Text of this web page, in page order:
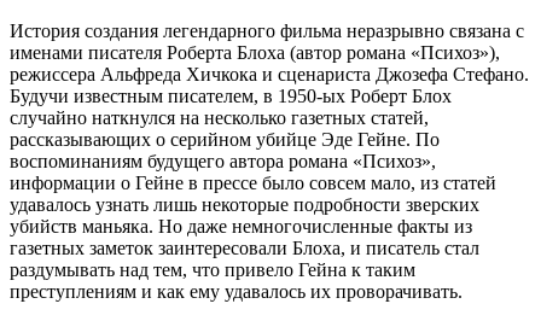
История создания легендарного фильма неразрывно связана с
именами писателя Роберта Блоха (автор романа «Психоз»),
режиссера Альфреда Хичкока и сценариста Джозефа Стефано.
Будучи известным писателем, в 1950-ых Роберт Блох
случайно наткнулся на несколько газетных статей,
рассказывающих о серийном убийце Эде Гейне. По
воспоминаниям будущего автора романа «Психоз»,
информации о Гейне в прессе было совсем мало, из статей
удавалось узнать лишь некоторые подробности зверских
убийств маньяка. Но даже немногочисленные факты из
газетных заметок заинтересовали Блоха, и писатель стал
раздумывать над тем, что привело Гейна к таким
преступлениям и как ему удавалось их проворачивать.